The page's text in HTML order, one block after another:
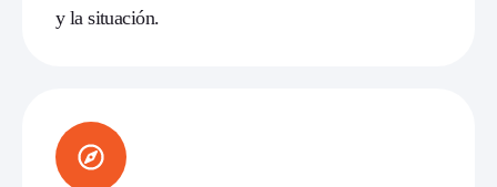
y la situación.